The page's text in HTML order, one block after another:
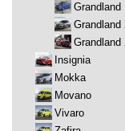
Grandland
Grandland
Insignia
Mokka
Movano
Vivaro